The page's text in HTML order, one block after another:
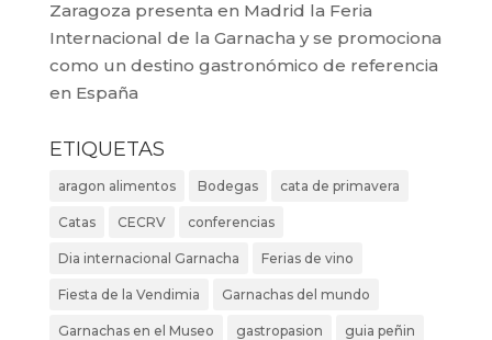
Zaragoza presenta en Madrid la Feria
Internacional de la Garnacha y se promociona
como un destino gastronómico de referencia
en España
ETIQUETAS
aragon alimentos Bodegas cata de primavera
Catas CECRV conferencias
Dia internacional Garnacha Ferias de vino
Fiesta de la Vendimia Garnachas del mundo
Garnachas en el Museo gastropasion guia peñin